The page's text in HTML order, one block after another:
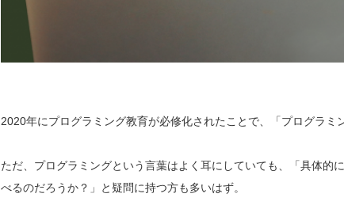
2020年にプログラミング教育が必修化されたことで、「プログラ
ただ、プログラミングという言葉はよく耳にしていても、「具体的
べるのだろうか？」と疑問に持つ方も多いはず。